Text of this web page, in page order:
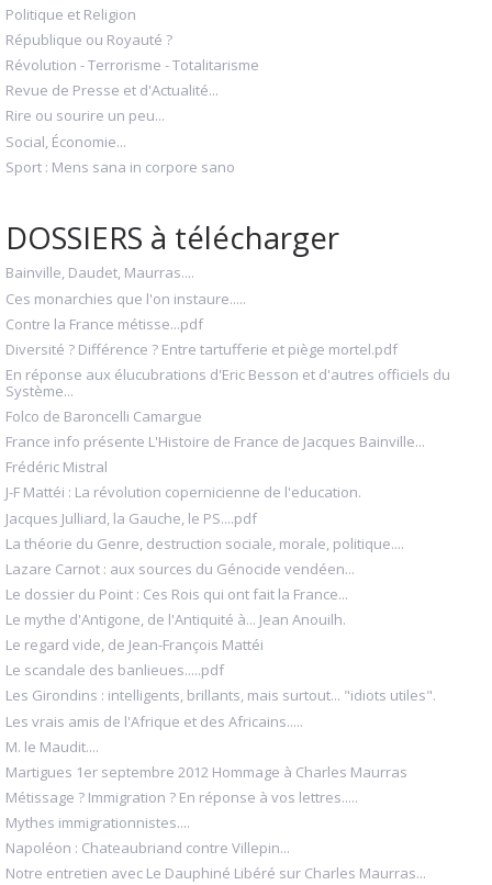
Politique et Religion
République ou Royauté ?
Révolution - Terrorisme - Totalitarisme
Revue de Presse et d'Actualité...
Rire ou sourire un peu...
Social, Économie...
Sport : Mens sana in corpore sano
DOSSIERS à télécharger
Bainville, Daudet, Maurras....
Ces monarchies que l'on instaure.....
Contre la France métisse...pdf
Diversité ? Différence ? Entre tartufferie et piège mortel.pdf
En réponse aux élucubrations d'Eric Besson et d'autres officiels du
Système...
Folco de Baroncelli Camargue
France info présente L'Histoire de France de Jacques Bainville...
Frédéric Mistral
J-F Mattéi : La révolution copernicienne de l'education.
Jacques Julliard, la Gauche, le PS....pdf
La théorie du Genre, destruction sociale, morale, politique....
Lazare Carnot : aux sources du Génocide vendéen...
Le dossier du Point : Ces Rois qui ont fait la France...
Le mythe d'Antigone, de l'Antiquité à... Jean Anouilh.
Le regard vide, de Jean-François Mattéi
Le scandale des banlieues.....pdf
Les Girondins : intelligents, brillants, mais surtout... "idiots utiles".
Les vrais amis de l'Afrique et des Africains.....
M. le Maudit....
Martigues 1er septembre 2012 Hommage à Charles Maurras
Métissage ? Immigration ? En réponse à vos lettres.....
Mythes immigrationnistes....
Napoléon : Chateaubriand contre Villepin...
Notre entretien avec Le Dauphiné Libéré sur Charles Maurras...